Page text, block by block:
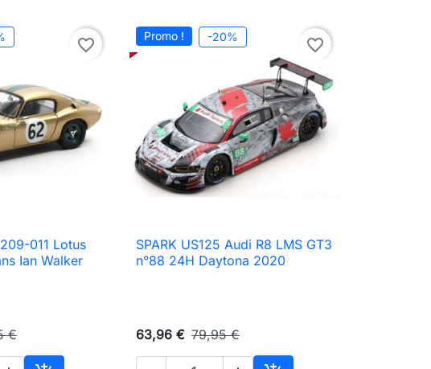
favorite_border
rapide
011 Lotus
Ian Walker
€
Promo ! -20% favorite_border
 Aperçu rapide
SPARK US125 Audi R8 LMS GT3
n°88 24H Daytona 2020
63,96 € 79,95 €